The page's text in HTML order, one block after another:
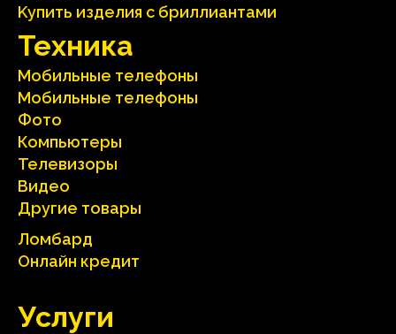
Kупить изделия c бриллиантами
Техника
Мобильные телефоны
Мобильные телефоны
Фото
Компьютеры
Телевизоры
Видео
Другие товары
Ломбард
Онлайн кредит
Услуги